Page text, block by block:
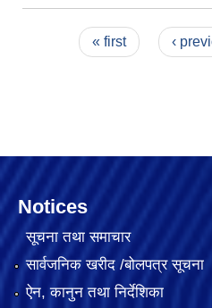
Pages« first ‹
Notices
सूचना तथा समाचार
सार्वजनिक खरीद /बोलपत्र सूचना
ऐन, कानुन तथा निर्देशिका